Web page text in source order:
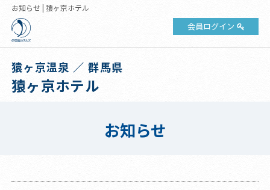
お知らせ | 猿ヶ京ホテル
会員ログイン
猿ヶ京温泉 ／ 群馬県
猿ヶ京ホテル
お知らせ